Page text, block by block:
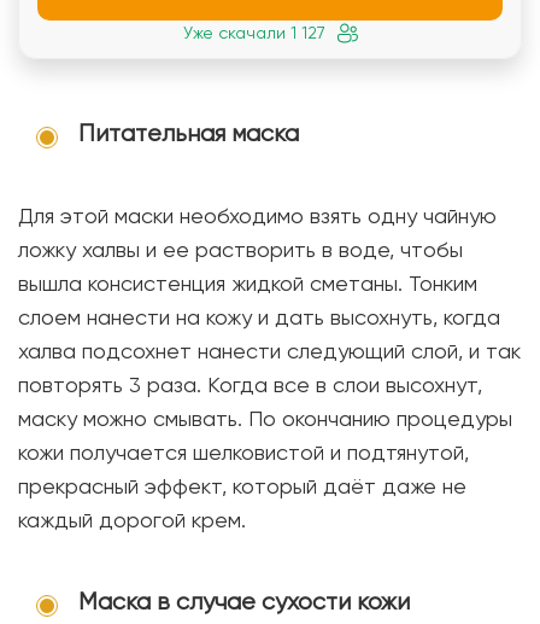
Уже скачали 1 127
Питательная маска
Для этой маски необходимо взять одну чайную
ложку халвы и ее растворить в воде, чтобы
вышла консистенция жидкой сметаны. Тонким
слоем нанести на кожу и дать высохнуть, когда
халва подсохнет нанести следующий слой, и так
повторять 3 раза. Когда все в слои высохнут,
маску можно смывать. По окончанию процедуры
кожи получается шелковистой и подтянутой,
прекрасный эффект, который даёт даже не
каждый дорогой крем.
Маска в случае сухости кожи